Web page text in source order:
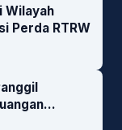
Wilayah
Perda RTRW